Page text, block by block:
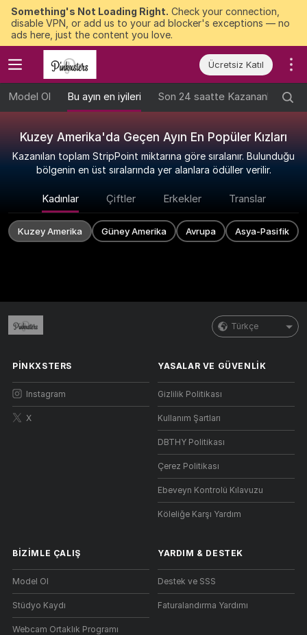
Something's Not Loading Right. Check your connection,
disable VPN, or add us to your ad blocker's exceptions — no
ads here, just the content you love.
Ücretsiz Katıl
Model Ol Bu ayın en iyileri Son 24 saatte Kazananlar
Kuzey Amerika'da Geçen Ayın En Popüler Kızları
Kazanılan toplam StripPoint miktarına göre sıralanır. Bulunduğu
bölgenin en üst sıralarında yer alanlara ödüller verilir.
Kadınlar Çiftler Erkekler Translar
Kuzey Amerika Güney Amerika Avrupa Asya-Pasifik
Türkçe
PINKXSTERS
Instagram
X
YASALAR VE GÜVENLIK
Gizlilik Politikası
Kullanım Şartları
DBTHY Politikası
Çerez Politikası
Ebeveyn Kontrolü Kılavuzu
Köleliğe Karşı Yardım
BIZIMLE ÇALIŞ
Model Ol
Stüdyo Kaydı
Webcam Ortaklık Programı
YARDIM & DESTEK
Destek ve SSS
Faturalandırma Yardımı